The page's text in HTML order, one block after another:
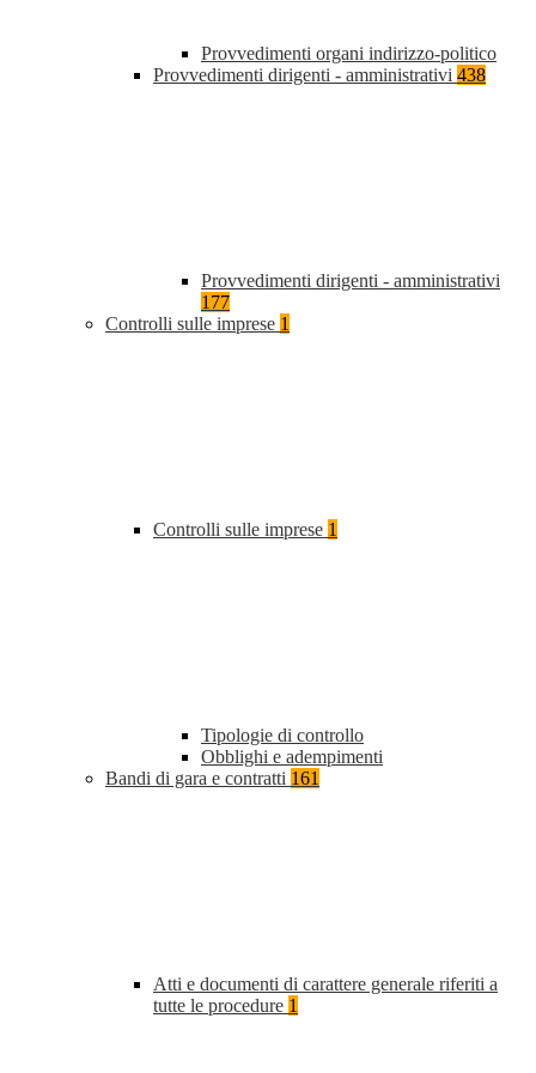
Provvedimenti organi indirizzo-politico
Provvedimenti dirigenti - amministrativi 438
Provvedimenti dirigenti - amministrativi
177
Controlli sulle imprese 1
Controlli sulle imprese 1
Tipologie di controllo
Obblighi e adempimenti
Bandi di gara e contratti 161
Atti e documenti di carattere generale riferiti a
tutte le procedure 1